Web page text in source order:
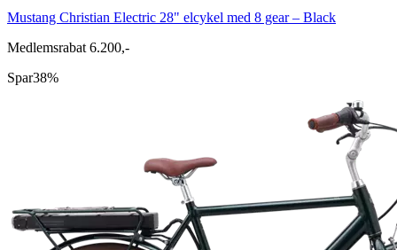
Mustang Christian Electric 28" elcykel med 8 gear – Black
Medlemsrabat 6.200,-
Spar38%